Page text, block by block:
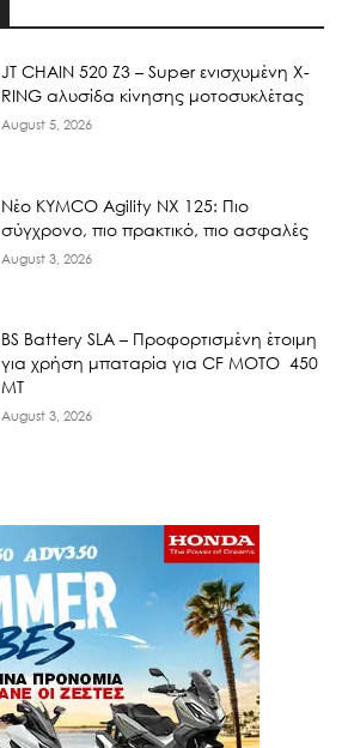
JT CHAIN 520 Ζ3 – Super ενισχυμένη X-
RING αλυσίδα κίνησης μοτοσυκλέτας
August 5, 2026
Νέο KYMCO Agility NX 125: Πιο
σύγχρονο, πιο πρακτικό, πιο ασφαλές
August 3, 2026
BS Battery SLA – Προφορτισμένη έτοιμη
για χρήση μπαταρία για CF MOTO 450
MT
August 3, 2026